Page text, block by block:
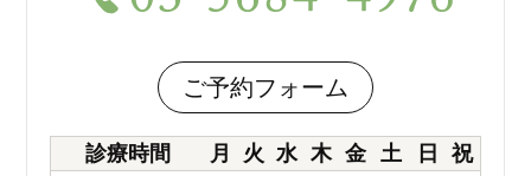
ご予約フォーム
診療時間 月 火 水 木 金 土 日
祝